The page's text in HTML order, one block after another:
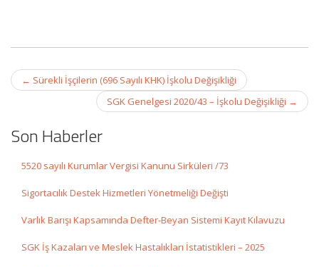
Post
navigation
← Sürekli İşçilerin (696 Sayılı KHK) İşkolu Değişikliği
SGK Genelgesi 2020/43 – İşkolu Değişikliği →
Son Haberler
5520 sayılı Kurumlar Vergisi Kanunu Sirküleri /73
Sigortacılık Destek Hizmetleri Yönetmeliği Değişti
Varlık Barışı Kapsamında Defter-Beyan Sistemi Kayıt Kılavuzu
SGK İş Kazaları ve Meslek Hastalıkları İstatistikleri – 2025